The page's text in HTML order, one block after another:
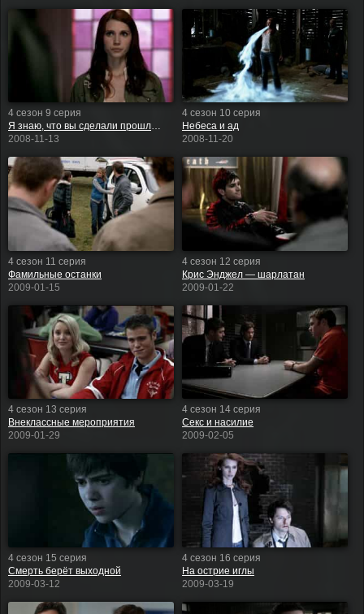
4 сезон 9 серия
Я знаю, что вы сделали прошлым летом
2008-11-13
4 сезон 10 серия
Небеса и ад
2008-11-20
4 сезон 11 серия
Фамильные останки
2009-01-15
4 сезон 12 серия
Крис Энджел — шарлатан
2009-01-22
4 сезон 13 серия
Внеклассные мероприятия
2009-01-29
4 сезон 14 серия
Секс и насилие
2009-02-05
4 сезон 15 серия
Смерть берёт выходной
2009-03-12
4 сезон 16 серия
На острие иглы
2009-03-19